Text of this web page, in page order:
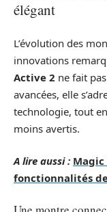
élégant
L’évolution des
innovations
Active 2 ne fait
avancées, elle
technologie, tout
moins avertis.
A lire aussi :
fonctionnalités